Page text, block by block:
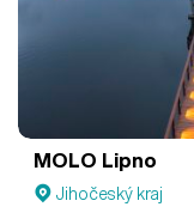
MOLO Lipno
Jihočeský kraj